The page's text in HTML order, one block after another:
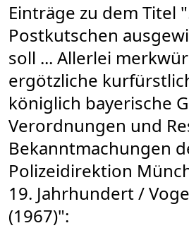
Einträge zu dem Titel
Postkutschen
soll ... Allerlei
ergötzliche
königlich bayerische
Verordnungen und
Bekanntmachungen
Polizeidirektion
19. Jahrhundert /
(1967)":